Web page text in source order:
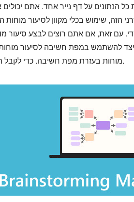
הנתונים על דף נייר אחד. אתם
הזה, שימוש בכלי מקוון לסיעור
עם זאת, אם אתם רוצים לבצע סיעור
להשתמש במפת חשיבה לסיעור מוחות
מוחות בעזרת מפת חשיבה. כדי לקבל תובנות נוספות בנושא זה, אנא המשיכו לקרוא.